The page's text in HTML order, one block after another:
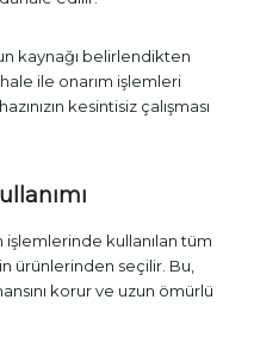
kaynağı belirlendikten
ile onarım işlemleri
kesintisiz çalışması
işlemlerinde kullanılan tüm
ürünlerinden seçilir. Bu,
korur ve uzun ömürlü